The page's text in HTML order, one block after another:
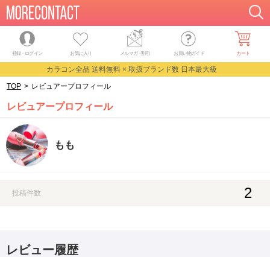
登録・ログイン お気に入り メルマガ・割引 お買い物ガイド カート
カラコン全品 送料無料 × 取扱ブランド数 日本最大級
TOP > レビュアープロフィール
レビュアープロフィール
もも
投稿件数 2
レビュー履歴